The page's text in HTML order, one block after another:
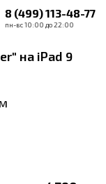
8 (499) 113-48-77
пн-вс 10:00 до 22:00
на iPad 9